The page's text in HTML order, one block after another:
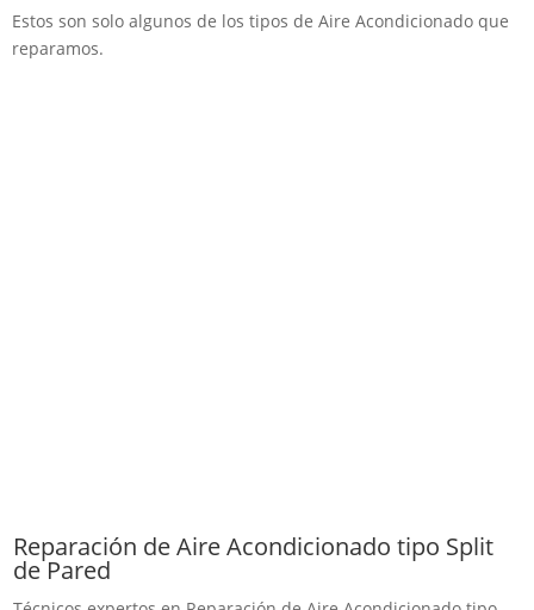
Estos son solo algunos de los tipos de Aire Acondicionado que
reparamos.
Reparación de Aire Acondicionado tipo Split
de Pared